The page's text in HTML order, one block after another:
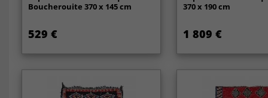
Boucherouite 370 x 145 cm
529 €
370 x 190 cm
1 809 €